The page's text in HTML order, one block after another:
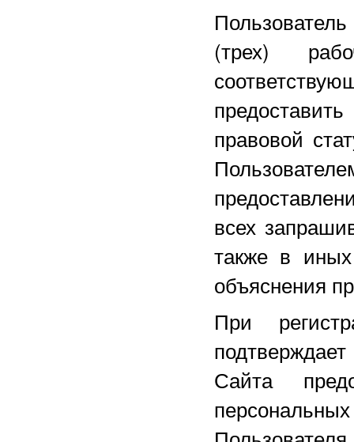
(трех)
правовой
всех
также в
объяснения
При
Сайта